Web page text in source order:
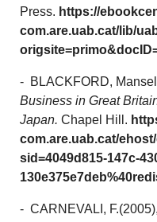
Press. https://
com.are.uab.cat/lib/
- BLACKFORD,
Business in Great
Japan.Chapel Hill.
com.are.uab.cat/
sid=4049d815-147c-
- CARNEVALI, F.(2005),